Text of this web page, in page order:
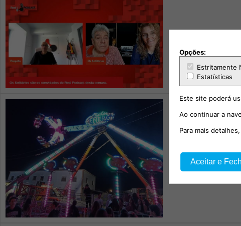
A História da
no
Opções:
Estritamente
Estatísticas
Este site poderá
Ao continuar a
Para mais
Aceitar e